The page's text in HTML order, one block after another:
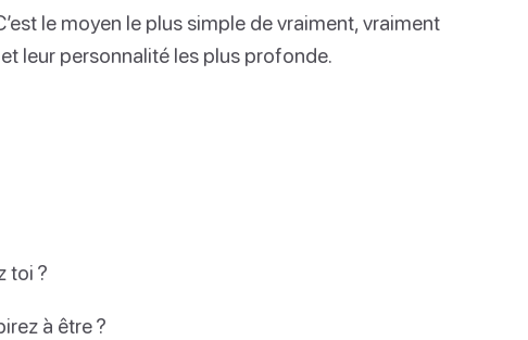
le moyen le plus simple de vraiment, vraiment
leur personnalité les plus profonde.
toi ?
à être ?